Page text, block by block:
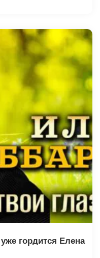
гордится Елена